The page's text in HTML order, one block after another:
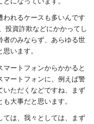
われるケースも多いんです
投資詐欺などにかかってし
者のみならず、あらゆる世
います。
ートフォンからかかると
マートフォンに、例えば警
いただくなどですね、まず
大事だと思います。
ては、我々としては、まず